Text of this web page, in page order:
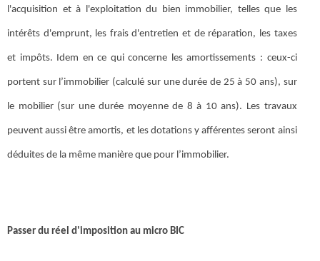
l'acquisition et à l'exploitation du bien immobilier, telles que les
intérêts d'emprunt, les frais d'entretien et de réparation, les taxes
et impôts. Idem en ce qui concerne les amortissements : ceux-ci
portent sur l’immobilier (calculé sur une durée de 25 à 50 ans), sur
le mobilier (sur une durée moyenne de 8 à 10 ans). Les travaux
peuvent aussi être amortis, et les dotations y afférentes seront ainsi
déduites de la même manière que pour l’immobilier.
Passer du réel d'imposition au micro BIC